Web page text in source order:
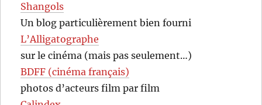
Shangols
Un blog particulièrement bien fourni
L’Alligatographe
sur le cinéma (mais pas seulement…)
BDFF (cinéma français)
photos d’acteurs film par film